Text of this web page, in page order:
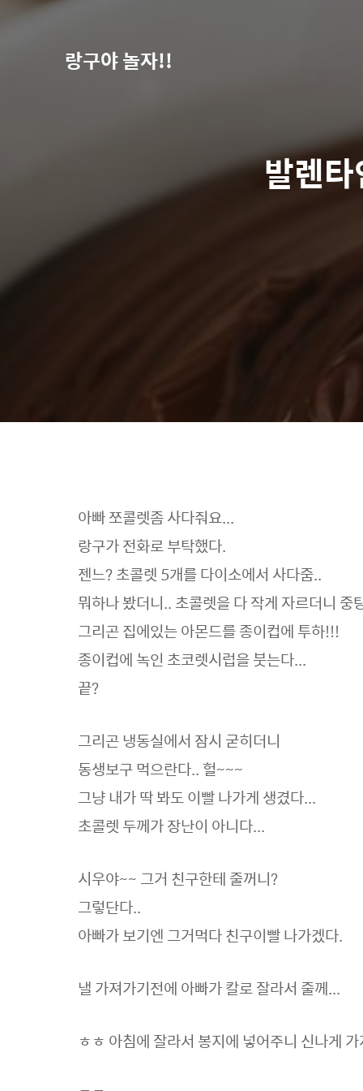
랑구야 놀자!!
발렌
아빠 쪼콜렛좀 사다줘요...
랑구가 전화로 부탁했다.
젠느? 초콜렛 5개를 다이소에서 사다줌..
뭐하나 봤더니.. 초콜렛을 다 작게 자르더니 중
그리곤 집에있는 아몬드를 종이컵에 투하!!!
종이컵에 녹인 초코렛시럽을 붓는다...
끝?
그리곤 냉동실에서 잠시 굳히더니
동생보구 먹으란다.. 헐~~~
그냥 내가 딱 봐도 이빨 나가게 생겼다...
초콜렛 두께가 장난이 아니다...
시우야~~ 그거 친구한테 줄꺼니?
그렇단다..
아빠가 보기엔 그거먹다 친구이빨 나가겠다.
낼 가져가기전에 아빠가 칼로 잘라서 줄께...
ㅎㅎ 아침에 잘라서 봉지에 넣어주니 신나게